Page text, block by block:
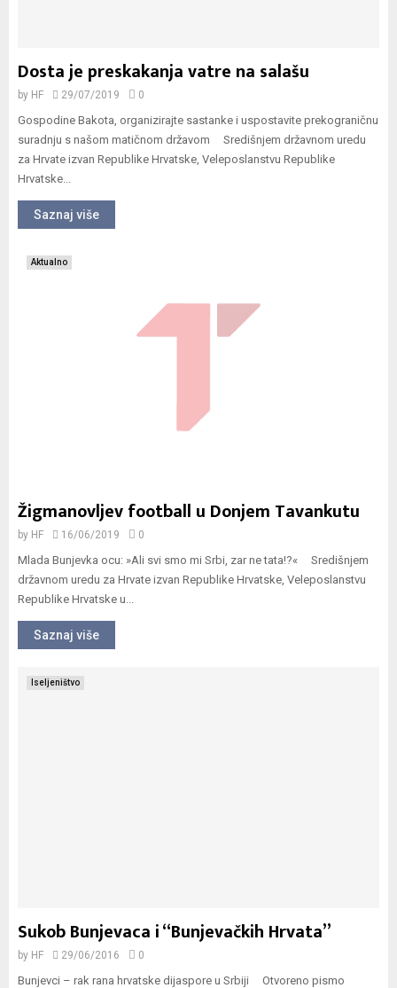
Dosta je preskakanja vatre na salašu
by HF 29/07/2019 0
Gospodine Bakota, organizirajte sastanke i uspostavite prekograničnu
suradnju s našom matičnom državom Središnjem državnom uredu
za Hrvate izvan Republike Hrvatske, Veleposlanstvu Republike
Hrvatske...
Saznaj više
Aktualno
Žigmanovljev football u Donjem Tavankutu
by HF 16/06/2019 0
Mlada Bunjevka ocu: »Ali svi smo mi Srbi, zar ne tata!?« Središnjem
državnom uredu za Hrvate izvan Republike Hrvatske, Veleposlanstvu
Republike Hrvatske u...
Saznaj više
Iseljeništvo
Sukob Bunjevaca i “Bunjevačkih Hrvata”
by HF 29/06/2016 0
Bunjevci – rak rana hrvatske dijaspore u Srbiji Otvoreno pismo